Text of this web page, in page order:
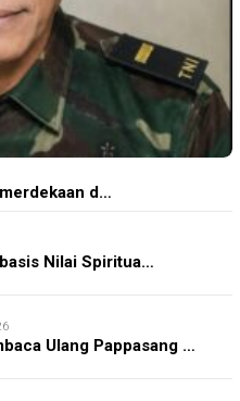
d…
Nilai Spiritua…
Ulang Pappasang …